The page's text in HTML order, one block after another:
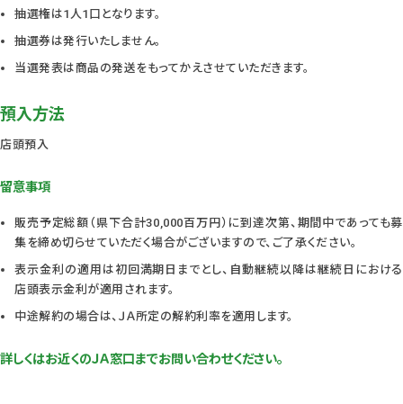
抽選権は1人1口となります。
抽選券は発行いたしません。
当選発表は商品の発送をもってかえさせていただきます。
預入方法
店頭預入
留意事項
販売予定総額（県下合計30,000百万円）に到達次第、期間中であっても募
集を締め切らせていただく場合がございますので、ご了承ください。
表示金利の適用は初回満期日までとし、自動継続以降は継続日における
店頭表示金利が適用されます。
中途解約の場合は、ＪＡ所定の解約利率を適用します。
詳しくはお近くのＪＡ窓口までお問い合わせください。